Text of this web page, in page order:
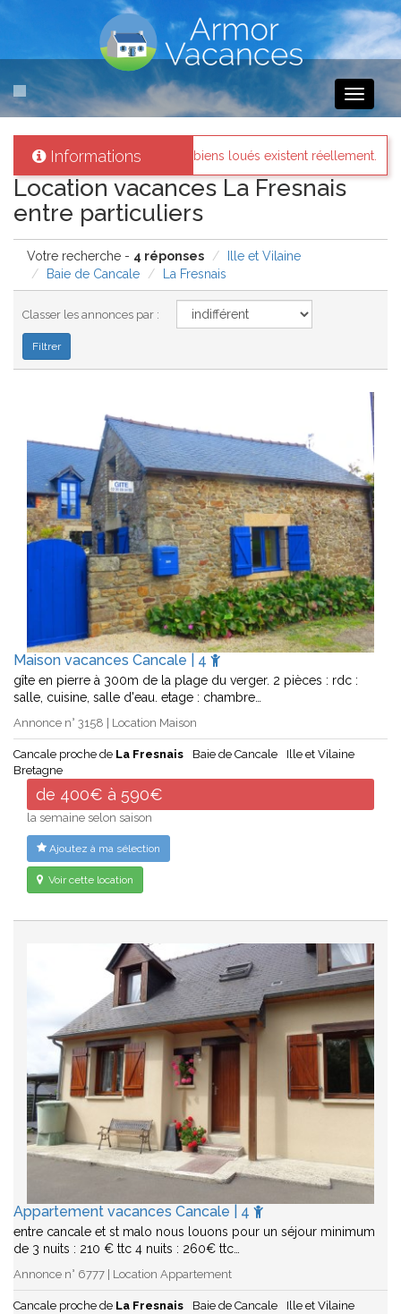
Toggle
Informations
et les biens loués existent réellement. Messages
Location vacances La Fresnais
entre particuliers
Votre recherche - 4 réponses
Ille et Vilaine
Baie de Cancale
La Fresnais
Classer les annonces par :
Maison vacances Cancale | 4
gîte en pierre à 300m de la plage du verger. 2 pièces : rdc :
salle, cuisine, salle d'eau. etage : chambre…
Annonce n° 3158 | Location Maison
Cancale proche de La Fresnais Baie de Cancale
Ille et Vilaine
Bretagne
de 400€ à 590€
la semaine selon saison
Ajoutez à ma sélection
Voir cette location
Appartement vacances Cancale | 4
entre cancale et st malo nous louons pour un séjour minimum
de 3 nuits : 210 € ttc 4 nuits : 260€ ttc…
Annonce n° 6777 | Location Appartement
Cancale proche de La Fresnais Baie de Cancale
Ille et Vilaine